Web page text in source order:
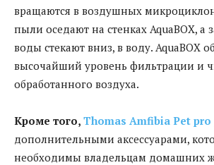
вращаются в воздушных
пыли оседают на стенках AquaBOX, а
воды стекают вниз, в воду. AquaBOX
высочайший уровень фильтрации и
обработанного воздуха.
Кроме того, Thomas Amfibia Pet pro
дополнительными аксессуарами,
необходимы владельцам домашних